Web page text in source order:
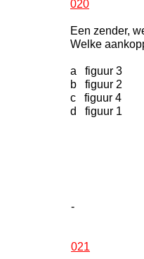
-
021
020
Een zender,
Welke
a figuur 3
b figuur 2
c figuur 4
d figuur 1